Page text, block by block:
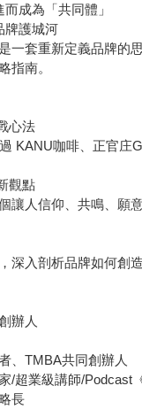
成為「共同體」
牌護城河
一套重新定義品牌的
指南。
心法
KANU咖啡、正官庄
觀點
讓人信仰、共鳴、願
深入剖析品牌如何創
辦人
、TMBA共同創辦人
/超業級講師/Podcast
長